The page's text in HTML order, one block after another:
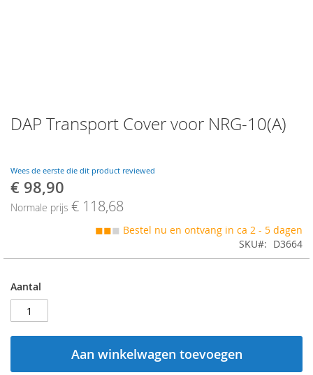
DAP Transport Cover voor NRG-10(A)
Wees de eerste die dit product reviewed
Speciale
€ 98,90
Normale prijs € 118,68
◼◼◼ Bestel nu en ontvang in ca 2 - 5 dagen
SKU
D3664
Aantal
Aan winkelwagen toevoegen
to
the
the
images
gallery